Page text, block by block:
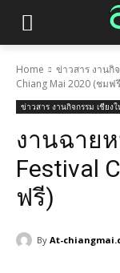
Home ข่าวสาร งานกิ
Chiang Mai 2020 (ชมฟ
ข่าวสาร งานกิจกรรม เชียง
งานฉาย
Festival
ฟรี)
By At-